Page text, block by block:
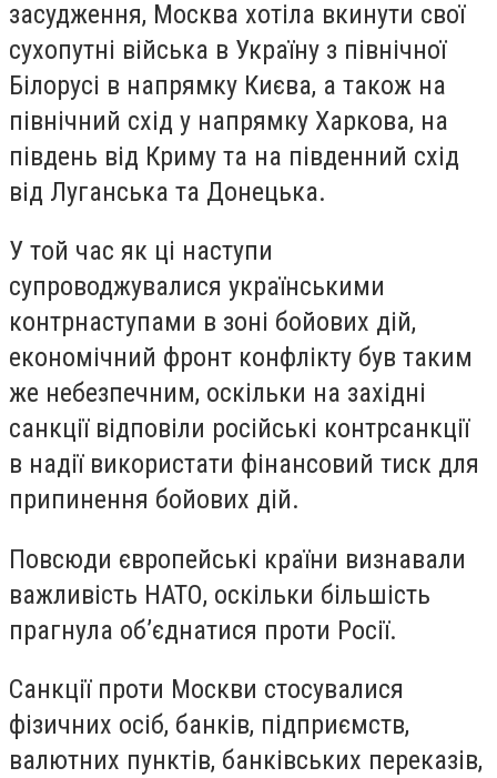
засудження, Москва хотіла вкинути свої
сухопутні війська в Україну з північної
Білорусі в напрямку Києва, а також на
північний схід у напрямку Харкова, на
південь від Криму та на південний схід
від Луганська та Донецька.
У той час як ці наступи
супроводжувалися українськими
контрнаступами в зоні бойових дій,
економічний фронт конфлікту був таким
же небезпечним, оскільки на західні
санкції відповіли російські контрсанкції
в надії використати фінансовий тиск для
припинення бойових дій.
Повсюди європейські країни визнавали
важливість НАТО, оскільки більшість
прагнула об’єднатися проти Росії.
Санкції проти Москви стосувалися
фізичних осіб, банків, підприємств,
валютних пунктів, банківських переказів,